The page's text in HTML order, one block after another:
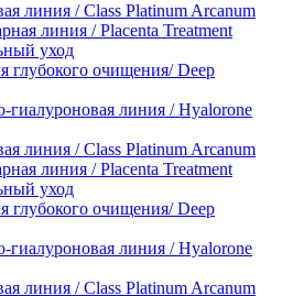
линия / Class Platinum Arcanum
линия / Placenta Treatment
уход
глубокого очищения/ Deep
гиалуроновая линия / Hyalorone
линия / Class Platinum Arcanum
линия / Placenta Treatment
уход
глубокого очищения/ Deep
гиалуроновая линия / Hyalorone
линия / Class Platinum Arcanum